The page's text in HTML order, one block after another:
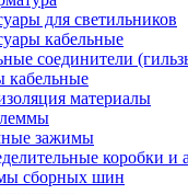
для светильников
кабельные
соединители
материалы
зажимы
коробки и
сборных шин